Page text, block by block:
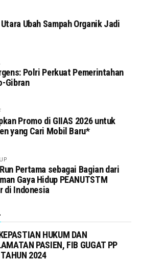
Ubah Sampah Organik Jadi
Polri Perkuat Pemerintahan
Gibran
Promo di GIIAS 2026 untuk
yang Cari Mobil Baru*
Pertama sebagai Bagian dari
Gaya Hidup PEANUTSTM
di Indonesia
HUKUM DAN
PASIEN, FIB GUGAT PP
2024